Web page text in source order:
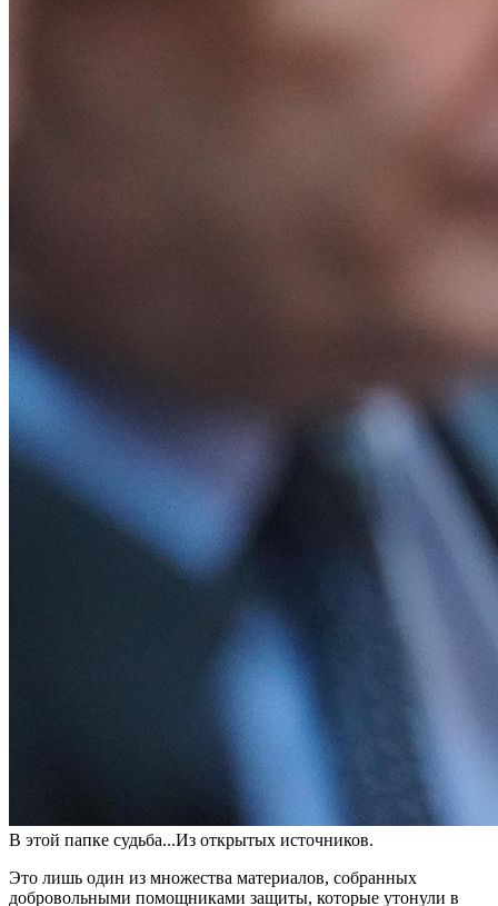
В этой папке судьба...Из открытых источников.
Это лишь один из множества материалов, собранных
добровольными помощниками защиты, которые утонули в